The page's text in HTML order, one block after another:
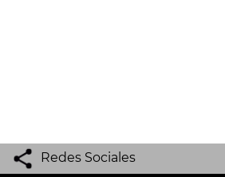
Redes Sociales